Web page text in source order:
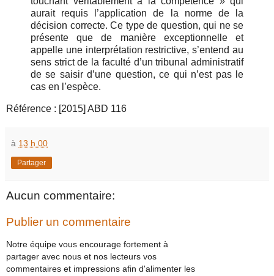
aurait requis l’application de la norme de la
décision correcte. Ce type de question, qui ne se
présente que de manière exceptionnelle et
appelle une interprétation restrictive, s’entend au
sens strict de la faculté d’un tribunal administratif
de se saisir d’une question, ce qui n’est pas le
cas en l’espèce.
Référence : [2015] ABD 116
à 13 h 00
Partager
Aucun commentaire:
Publier un commentaire
Notre équipe vous encourage fortement à
partager avec nous et nos lecteurs vos
commentaires et impressions afin d'alimenter les